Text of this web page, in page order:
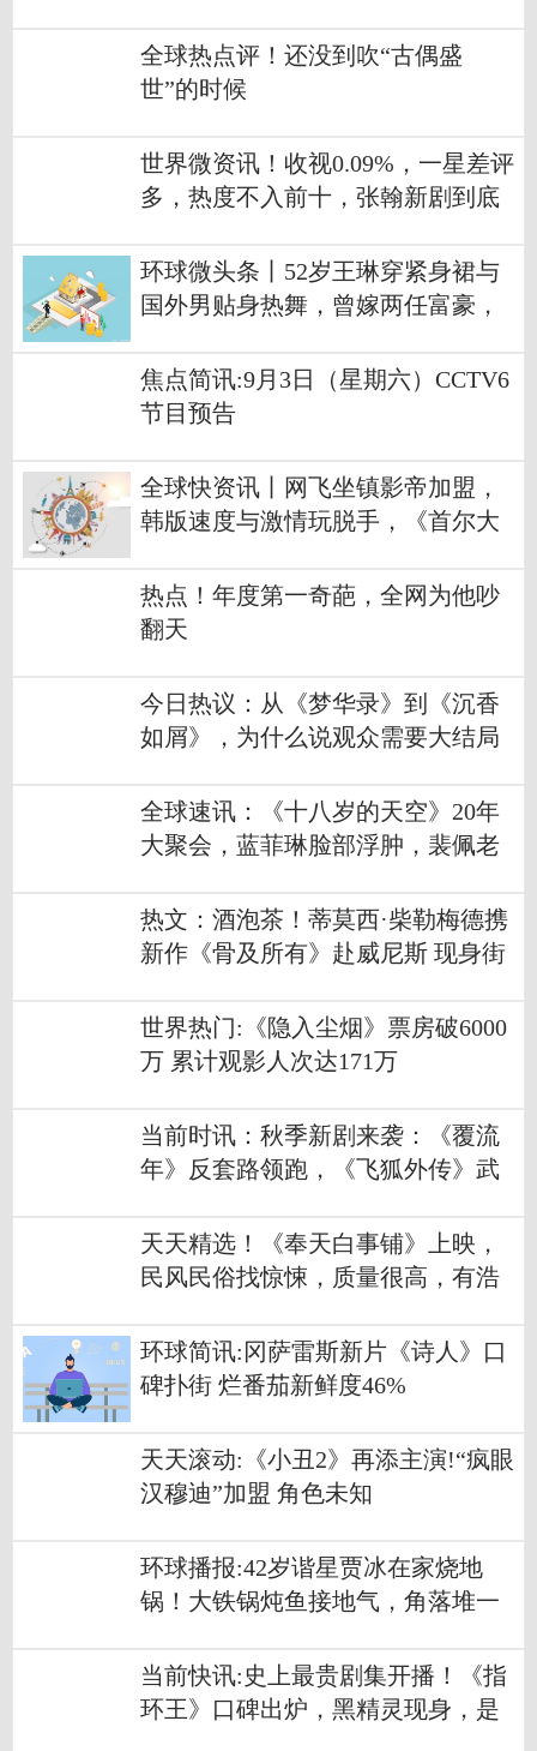
全球热点评！还没到吹“古偶盛
世”的时候
世界微资讯！收视0.09%，一星差评
多，热度不入前十，张翰新剧到底
环球微头条丨52岁王琳穿紧身裙与
国外男贴身热舞，曾嫁两任富豪，
焦点简讯:9月3日（星期六）CCTV6
节目预告
全球快资讯丨网飞坐镇影帝加盟，
韩版速度与激情玩脱手，《首尔大
热点！年度第一奇葩，全网为他吵
翻天
今日热议：从《梦华录》到《沉香
如屑》，为什么说观众需要大结局
全球速讯：《十八岁的天空》20年
大聚会，蓝菲琳脸部浮肿，裴佩老
热文：酒泡茶！蒂莫西·柴勒梅德携
新作《骨及所有》赴威尼斯 现身街
世界热门:《隐入尘烟》票房破6000
万 累计观影人次达171万
当前时讯：秋季新剧来袭：《覆流
年》反套路领跑，《飞狐外传》武
天天精选！《奉天白事铺》上映，
民风民俗找惊悚，质量很高，有浩
环球简讯:冈萨雷斯新片《诗人》口
碑扑街 烂番茄新鲜度46%
天天滚动:《小丑2》再添主演!“疯眼
汉穆迪”加盟 角色未知
环球播报:42岁谐星贾冰在家烧地
锅！大铁锅炖鱼接地气，角落堆一
当前快讯:史上最贵剧集开播！《指
环王》口碑出炉，黑精灵现身，是